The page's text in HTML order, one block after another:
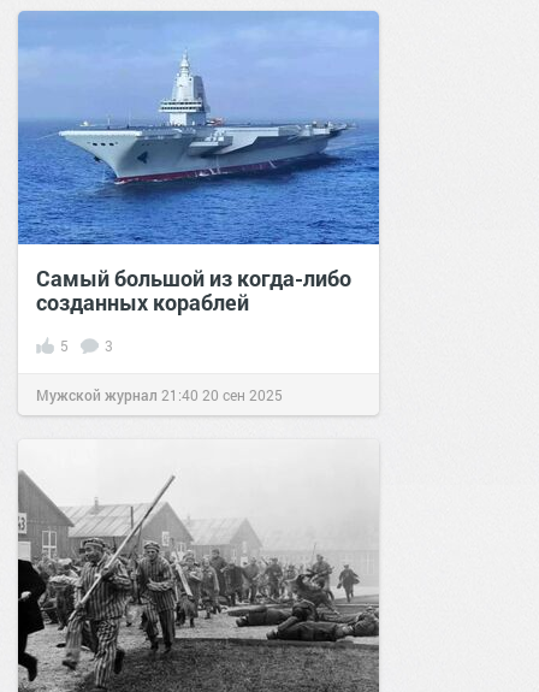
Самый большой из когда-либо
созданных кораблей
5 3
Мужской журнал 21:40 20 сен 2025